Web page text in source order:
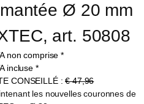
Ø 20 mm
art. 50808
non comprise *
incluse *
CONSEILLÉ :€ 47,96